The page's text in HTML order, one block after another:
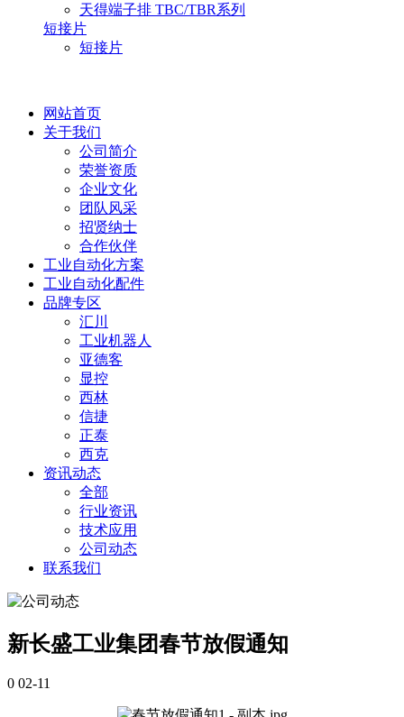
天得端子排 TBC/TBR系列
短接片
短接片
网站首页
关于我们
公司简介
荣誉资质
企业文化
团队风采
招贤纳士
合作伙伴
工业自动化方案
工业自动化配件
品牌专区
汇川
工业机器人
亚德客
显控
西林
信捷
正泰
西克
资讯动态
全部
行业资讯
技术应用
公司动态
联系我们
新长盛工业集团春节放假通知
0 02-11